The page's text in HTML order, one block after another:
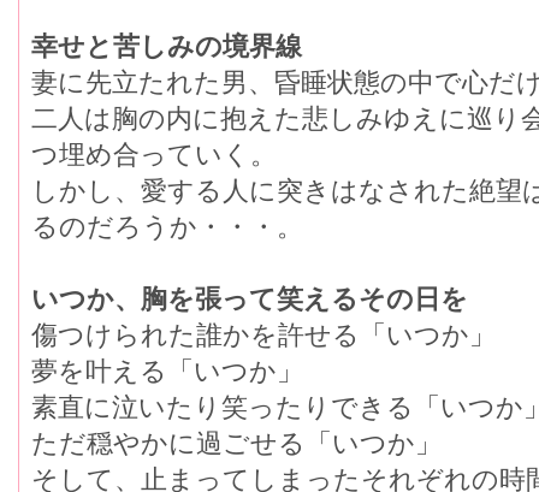
幸せと苦しみの境界線
妻に先立たれた男、昏睡状態の中で心だ
二人は胸の内に抱えた悲しみゆえに巡り
つ埋め合っていく。
しかし、愛する人に突きはなされた絶
るのだろうか・・・。
いつか、胸を張って笑えるその日を
傷つけられた誰かを許せる「いつか」
夢を叶える「いつか」
素直に泣いたり笑ったりできる「いつか
ただ穏やかに過ごせる「いつか」
そして、止まってしまったそれぞれの時